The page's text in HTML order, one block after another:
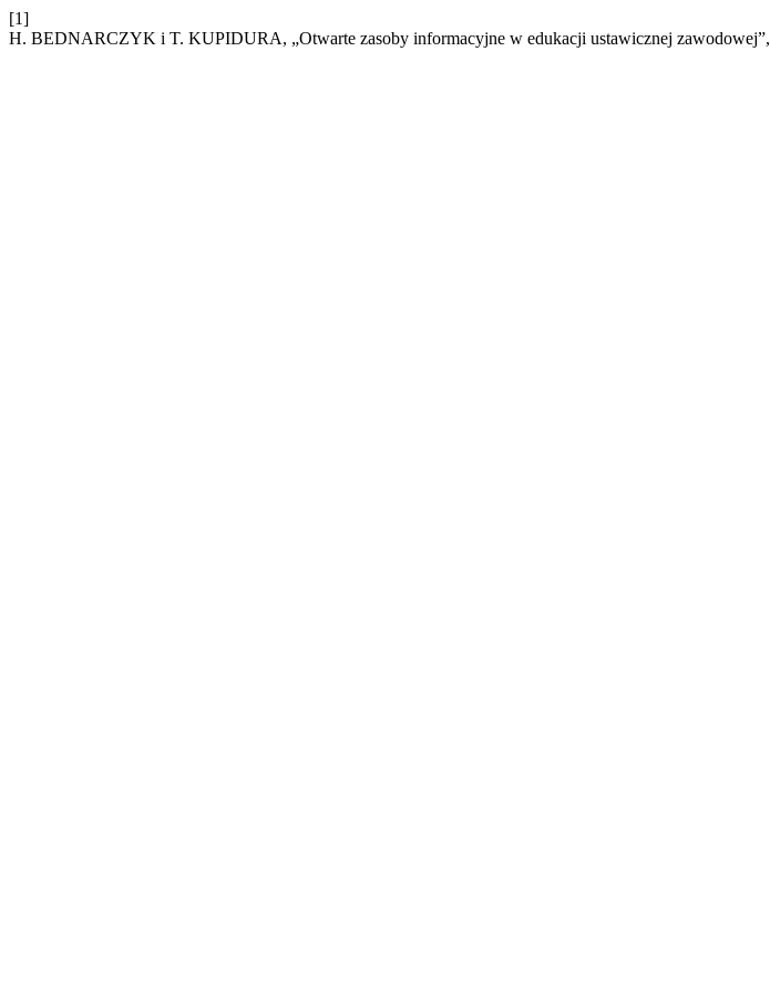
[1]
H. BEDNARCZYK i T. KUPIDURA, „Otwarte zasoby informacyjne w edukacji ustawicznej zawodowej”,